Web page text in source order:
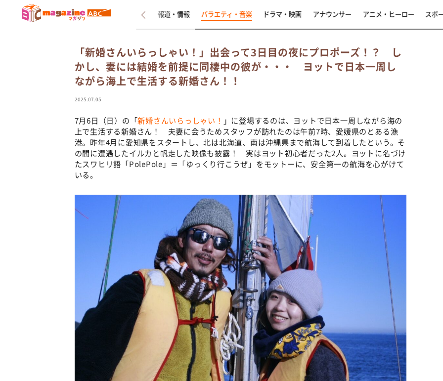
新着 インタビュー 報道・情報 バラエティ・音楽 ドラマ・映画 アナウンサー アニメ・ヒーロー スポ
「新婚さんいらっしゃい！」出会って3日目の夜にプロポーズ！？ し
かし、妻には結婚を前提に同棲中の彼が・・・ ヨットで日本一周し
ながら海上で生活する新婚さん！！
2025.07.05
7月6日（日）の「新婚さんいらっしゃい！ 」に登場するのは、ヨットで日本一周しながら海の
上で生活する新婚さん！ 夫妻に会うためスタッフが訪れたのは午前7時、愛媛県のとある漁
港。昨年4月に愛知県をスタートし、北は北海道、南は沖縄県まで航海して到着したという。そ
の間に遭遇したイルカと帆走した映像も披露！ 実はヨット初心者だった2人。ヨットに名づけ
たスワヒリ語「PolePole」＝「ゆっくり行こうぜ」をモットーに、安全第一の航海を心がけて
いる。